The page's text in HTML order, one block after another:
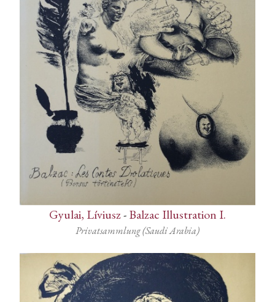
Gyulai, Líviusz-Balzac Illustration I.
Privatsammlung (Saudi Arabia)